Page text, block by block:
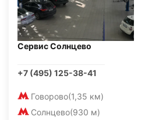
Сервис Солнцево
+7 (495) 125-38-41
Говорово(1,35 км)
Солнцево(930 м)